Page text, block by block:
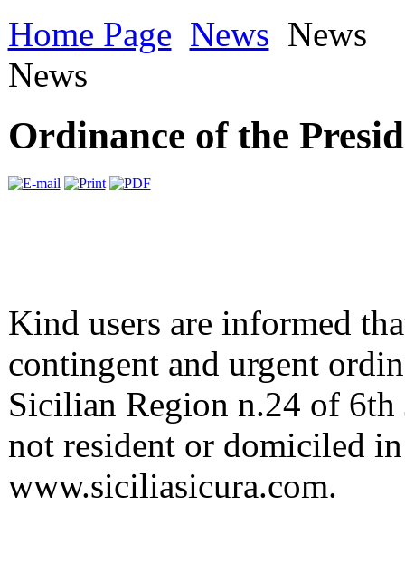
Home Page News News
News
Ordinance of the
Kind users are informed
contingent and urgent
Sicilian Region n.24 of
not resident or domiciled
www.siciliasicura.com.